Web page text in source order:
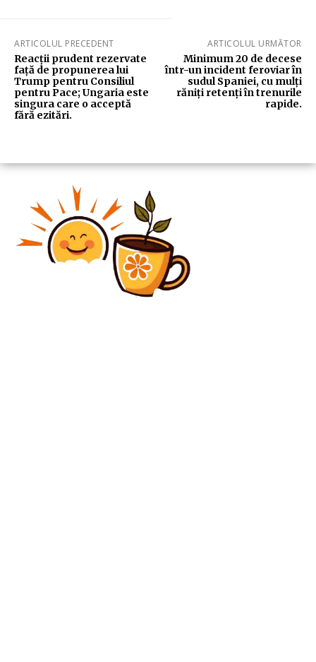
ARTICOLUL PRECEDENT
Reacții prudent rezervate
față de propunerea lui
Trump pentru Consiliul
pentru Pace; Ungaria este
singura care o acceptă
fără ezitări.
ARTICOLUL URMĂTOR
Minimum 20 de decese
într-un incident feroviar în
sudul Spaniei, cu mulți
răniți retenți în trenurile
rapide.